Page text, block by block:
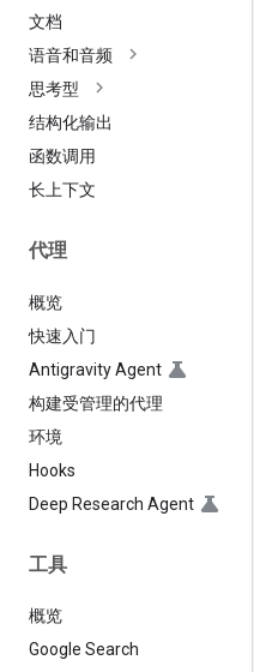
文档
语音和音频
思考型
结构化输出
函数调用
长上下文
代理
概览
快速入门
Antigravity Agent
构建受管理的代理
环境
Hooks
Deep Research Agent
工具
概览
Google Search